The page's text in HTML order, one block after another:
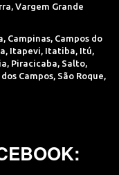
Vargem Grande
, Campinas, Campos do
, Itapevi, Itatiba, Itú,
, Piracicaba, Salto,
Campos, São Roque,